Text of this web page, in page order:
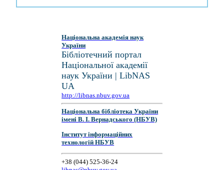
Національна академія наук
України
Бібліотечний портал
Національної академії
наук України | LibNAS
UA
http://libnas.nbuv.gov.ua
Національна бібліотека України
імені В. І. Вернадського (НБУВ)
Інститут інформаційних
технологій НБУВ
+38 (044) 525-36-24